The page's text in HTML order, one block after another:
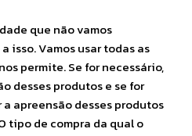
que não vamos
isso. Vamos usar todas as
permite. Se for necessário,
desses produtos e se for
apreensão desses produtos
tipo de compra da qual o